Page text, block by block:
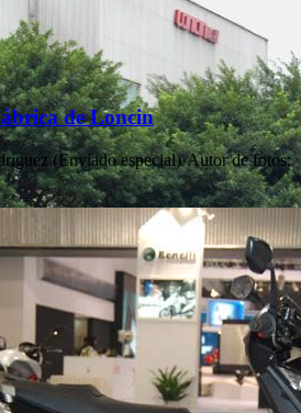
de Loncin
(Enviado especial)·Autor de fotos: